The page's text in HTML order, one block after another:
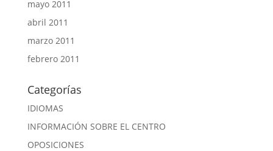
mayo 2011
abril 2011
marzo 2011
febrero 2011
Categorías
IDIOMAS
INFORMACIÓN SOBRE EL CENTRO
OPOSICIONES